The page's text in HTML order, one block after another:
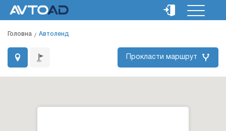
Головна Автоленд
Прокласти маршрут